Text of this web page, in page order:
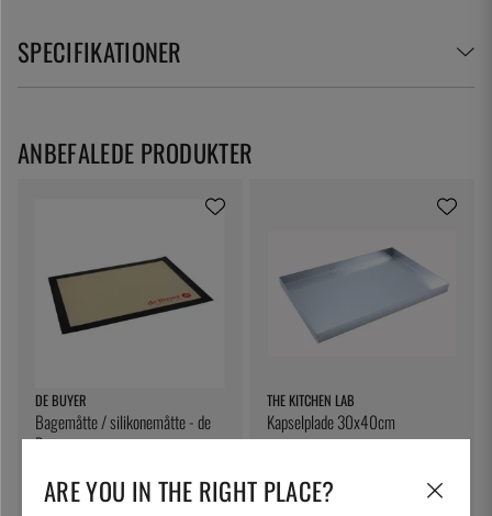
SPECIFIKATIONER
DE BUYER
Bagemåtte / silikonemåtte - de
Buyer
253 kr.
THE KITCHEN LAB
Kapselplade 30x40cm
254 kr.
ANBEFALEDE PRODUKTER
ARE YOU IN THE RIGHT PLACE?